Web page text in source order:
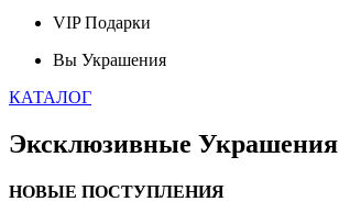
VIPПодарки
Вы Украшения
КАТАЛОГ
Эксклюзивные Украшения
НОВЫЕ ПОСТУПЛЕНИЯ